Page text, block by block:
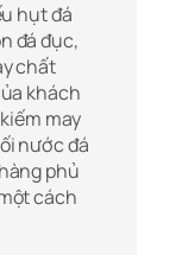
hụt đá
đá đục,
chất
khách
may
nước đá
phủ
cách